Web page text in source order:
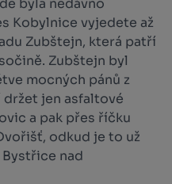
byla nedávno
Kobylnice vyjedete až
Zubštejn, která patří
Zubštejn byl
mocných pánů z
držet jen asfaltové
a pak přes říčku
odkud je to už
nad